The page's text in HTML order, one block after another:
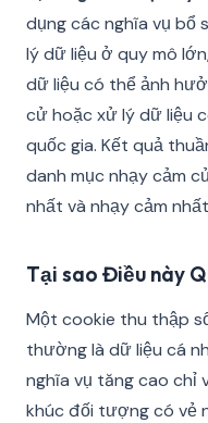
dụng các nghĩa vụ bổ
lý dữ liệu ở quy mô
dữ liệu có thể ảnh
cử hoặc xử lý dữ liệu
quốc gia. Kết quả
danh mục nhạy cảm
nhất và nhạy cảm
Tại sao Điều này
Một cookie thu thập
thường là dữ liệu cá
nghĩa vụ tăng cao chỉ
khúc đối tượng có vẻ